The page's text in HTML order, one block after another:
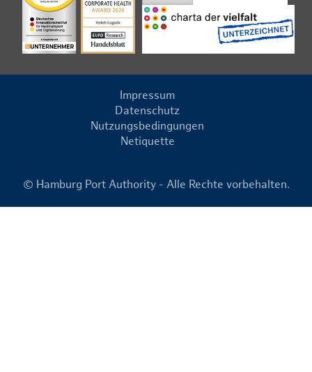
Impressum
Datenschutz
Nutzungsbedingungen
Netiquette
© Hamburg Port Authority - Alle Rechte vorbehalten.